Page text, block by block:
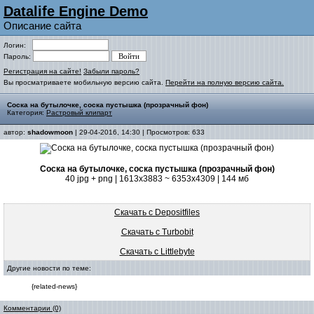
Datalife Engine Demo
Описание сайта
Логин:
Пароль:
Регистрация на сайте! Забыли пароль?
Вы просматриваете мобильную версию сайта. Перейти на полную версию сайта.
Соска на бутылочке, соска пустышка (прозрачный фон)
Категория: Растровый клипарт
автор: shadowmoon | 29-04-2016, 14:30 | Просмотров: 633
Соска на бутылочке, соска пустышка (прозрачный фон)
40 jpg + png | 1613x3883 ~ 6353x4309 | 144 мб
Скачать с Depositfiles
Скачать с Turbobit
Скачать с Littlebyte
Другие новости по теме:
{related-news}
Комментарии (0)